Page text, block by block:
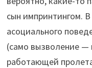
сын импринтингом.
асоциального
(само вызволение —
работающей